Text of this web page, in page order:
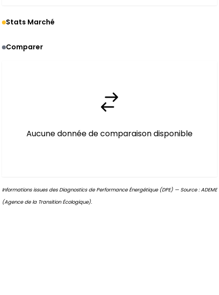
Stats Marché
Comparer
Aucune donnée de comparaison disponible
Informations issues des Diagnostics de Performance Énergétique (DPE) — Source : ADEME
(Agence de la Transition Écologique).